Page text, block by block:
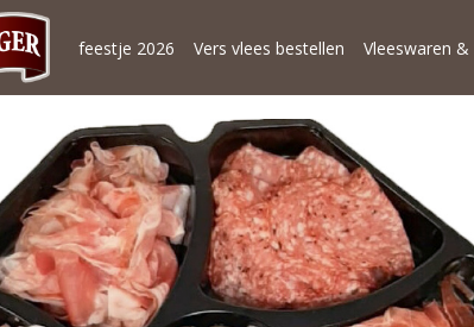
feestje 2026 Vers vlees bestellen Vleeswaren &